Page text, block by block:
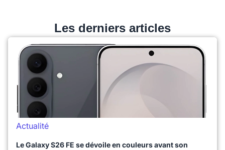
Les derniers articles
Actualité
Le Galaxy S26 FE se dévoile en couleurs avant son